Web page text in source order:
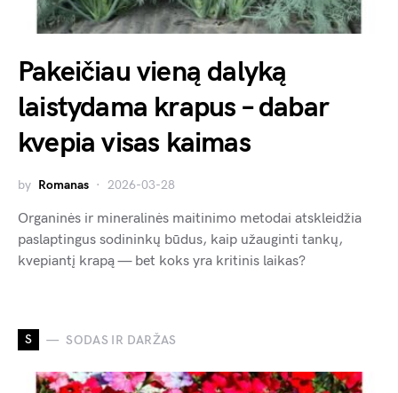
Pakeičiau vieną dalyką
laistydama krapus – dabar
kvepia visas kaimas
by Romanas 2026-03-28
Organinės ir mineralinės maitinimo metodai atskleidžia
paslaptingus sodininkų būdus, kaip užauginti tankų,
kvepiantį krapą — bet koks yra kritinis laikas?
S SODAS IR DARŽAS